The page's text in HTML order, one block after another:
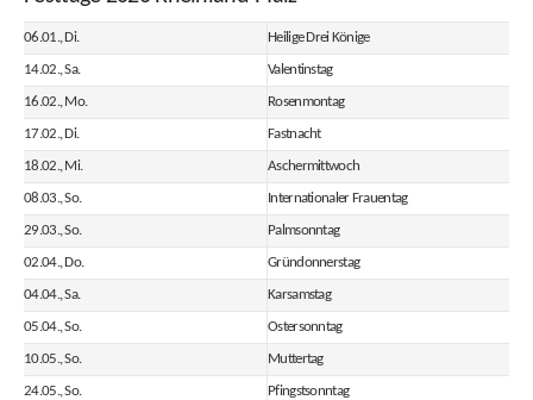
06.01., Di. Heilige Drei Könige
14.02., Sa. Valentinstag
16.02., Mo. Rosenmontag
17.02., Di. Fastnacht
18.02., Mi. Aschermittwoch
08.03., So. Internationaler Frauentag
29.03., So. Palmsonntag
02.04., Do. Gründonnerstag
04.04., Sa. Karsamstag
05.04., So. Ostersonntag
10.05., So. Muttertag
24.05., So. Pfingstsonntag